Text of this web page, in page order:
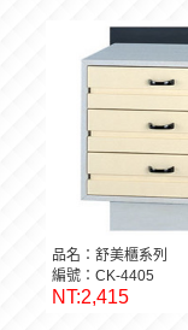
品名：舒美櫃系列
編號：CK-4405
NT:2,415